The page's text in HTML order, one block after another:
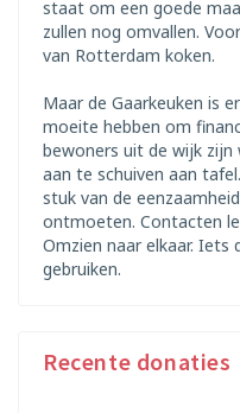
staat om een goede
zullen nog omvallen.
van Rotterdam koken.
Maar de Gaarkeuken is
moeite hebben om
bewoners uit de wijk zijn
aan te schuiven aan
stuk van de
ontmoeten. Contacten
Omzien naar elkaar. Iets
gebruiken.
Recente donaties